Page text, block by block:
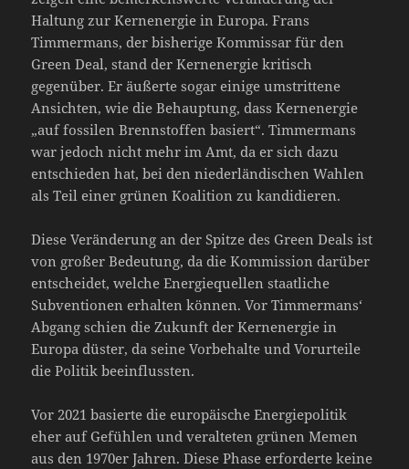
Haltung zur Kernenergie in Europa. Frans
Timmermans, der bisherige Kommissar für den
Green Deal, stand der Kernenergie kritisch
gegenüber. Er äußerte sogar einige umstrittene
Ansichten, wie die Behauptung, dass Kernenergie
„auf fossilen Brennstoffen basiert“. Timmermans
war jedoch nicht mehr im Amt, da er sich dazu
entschieden hat, bei den niederländischen Wahlen
als Teil einer grünen Koalition zu kandidieren.
Diese Veränderung an der Spitze des Green Deals ist
von großer Bedeutung, da die Kommission darüber
entscheidet, welche Energiequellen staatliche
Subventionen erhalten können. Vor Timmermans‘
Abgang schien die Zukunft der Kernenergie in
Europa düster, da seine Vorbehalte und Vorurteile
die Politik beeinflussten.
Vor 2021 basierte die europäische Energiepolitik
eher auf Gefühlen und veralteten grünen Memen
aus den 1970er Jahren. Diese Phase erforderte keine